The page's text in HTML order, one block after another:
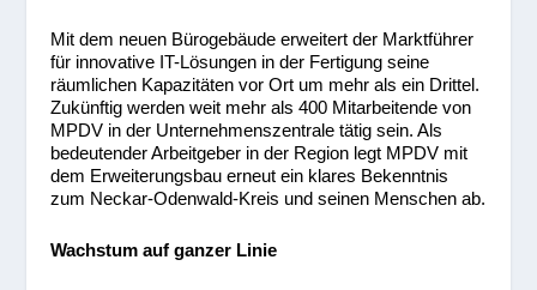
Mit dem neuen Bürogebäude erweitert der Marktführer
für innovative IT-Lösungen in der Fertigung seine
räumlichen Kapazitäten vor Ort um mehr als ein Drittel.
Zukünftig werden weit mehr als 400 Mitarbeitende von
MPDV in der Unternehmenszentrale tätig sein. Als
bedeutender Arbeitgeber in der Region legt MPDV mit
dem Erweiterungsbau erneut ein klares Bekenntnis
zum Neckar-Odenwald-Kreis und seinen Menschen ab.
Wachstum auf ganzer Linie